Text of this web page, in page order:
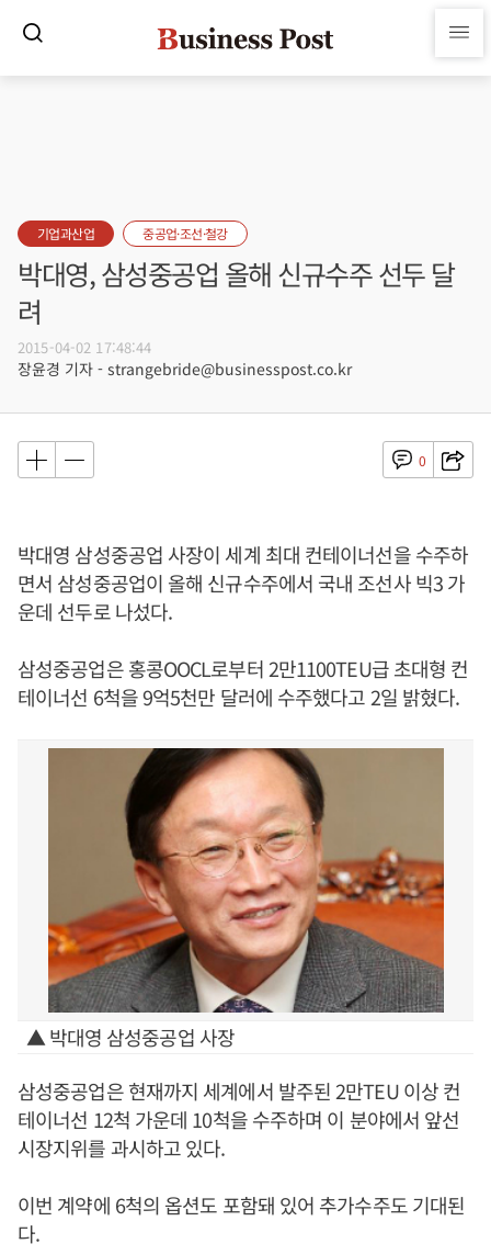
기업과산업 중공업·조선·철강
박대영, 삼성중공업 올해 신규수주 선두 달
려
2015-04-02 17:48:44
장윤경 기자 - strangebride@businesspost.co.kr
0
박대영 삼성중공업 사장이 세계 최대 컨테이너선을 수주하
면서 삼성중공업이 올해 신규수주에서 국내 조선사 빅3 가
운데 선두로 나섰다.
삼성중공업은 홍콩OOCL로부터 2만1100TEU급 초대형 컨
테이너선 6척을 9억5천만 달러에 수주했다고 2일 밝혔다.
▲ 박대영 삼성중공업 사장
삼성중공업은 현재까지 세계에서 발주된 2만TEU 이상 컨
테이너선 12척 가운데 10척을 수주하며 이 분야에서 앞선
시장지위를 과시하고 있다.
이번 계약에 6척의 옵션도 포함돼 있어 추가수주도 기대된
다.